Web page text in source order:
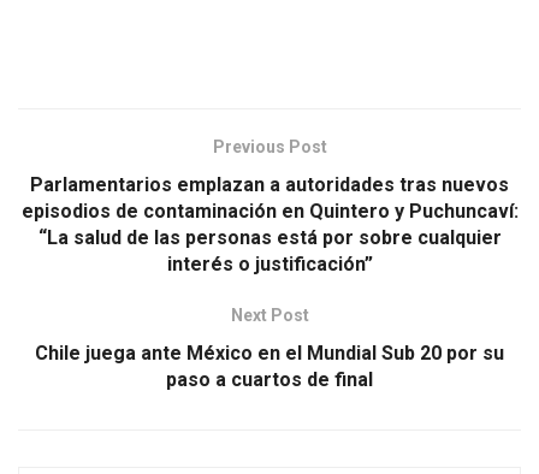
Previous Post
Parlamentarios emplazan a autoridades tras nuevos
episodios de contaminación en Quintero y Puchuncaví:
“La salud de las personas está por sobre cualquier
interés o justificación”
Next Post
Chile juega ante México en el Mundial Sub 20 por su
paso a cuartos de final